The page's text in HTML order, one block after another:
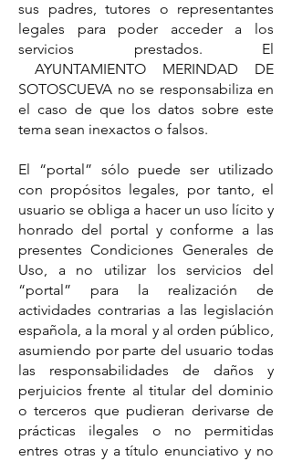
sus padres, tutores o representantes
legales para poder acceder a los
servicios prestados. El
AYUNTAMIENTO MERINDAD DE
SOTOSCUEVA no se responsabiliza en
el caso de que los datos sobre este
tema sean inexactos o falsos.
El “portal” sólo puede ser utilizado
con propósitos legales, por tanto, el
usuario se obliga a hacer un uso lícito y
honrado del portal y conforme a las
presentes Condiciones Generales de
Uso, a no utilizar los servicios del
“portal” para la realización de
actividades contrarias a las legislación
española, a la moral y al orden público,
asumiendo por parte del usuario todas
las responsabilidades de daños y
perjuicios frente al titular del dominio
o terceros que pudieran derivarse de
prácticas ilegales o no permitidas
entres otras y a título enunciativo y no